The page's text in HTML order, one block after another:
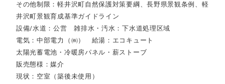
その他制限：軽井沢町自然保護対策要綱、長野県景観条例、軽
井沢町景観育成基準ガイドライン
設備/水道：公営 雑排水・汚水：下水道処理区域
電気：中部電力（㈱） 給湯：エコキュート
太陽光蓄電池・冷暖房パネル・薪ストーブ
販売態様：媒介
現状：空室（築後未使用）